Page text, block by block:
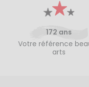
172 ans
Votre référence
arts